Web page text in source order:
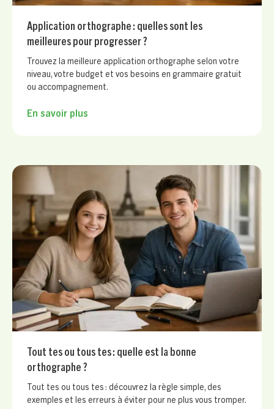
Application orthographe : quelles sont les
meilleures pour progresser ?
Trouvez la meilleure application orthographe selon votre
niveau, votre budget et vos besoins en grammaire gratuit
ou accompagnement.
En savoir plus
Tout tes ou tous tes : quelle est la bonne
orthographe ?
Tout tes ou tous tes : découvrez la règle simple, des
exemples et les erreurs à éviter pour ne plus vous tromper.